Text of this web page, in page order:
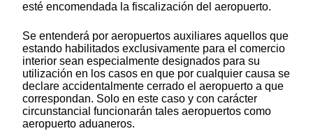
esté encomendada la fiscalización del aeropuerto.
Se entenderá por aeropuertos auxiliares aquellos que
estando habilitados exclusivamente para el comercio
interior sean especialmente designados para su
utilización en los casos en que por cualquier causa se
declare accidentalmente cerrado el aeropuerto a que
correspondan. Solo en este caso y con carácter
circunstancial funcionarán tales aeropuertos como
aeropuerto aduaneros.